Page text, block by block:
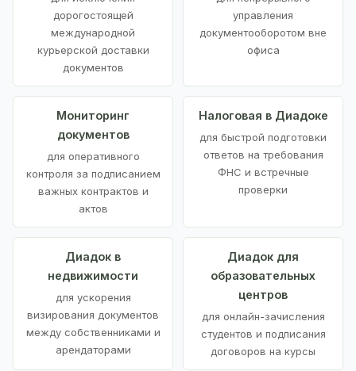
дорогостоящей
международной
курьерской доставки
документов
управления
документооборотом вне
офиса
Мониторинг
документов
для оперативного
контроля за подписанием
важных контрактов и
актов
Налоговая в Диадоке
для быстрой подготовки
ответов на требования
ФНС и встречные
проверки
Диадок в
недвижимости
для ускорения
визирования документов
между собственниками и
арендаторами
Диадок для
образовательных
центров
для онлайн-зачисления
студентов и подписания
договоров на курсы